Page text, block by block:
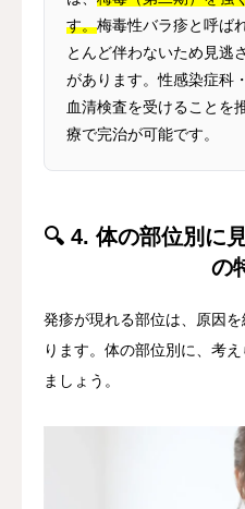
す。梅毒性バラ疹と呼ば
とんど伴わないため見逃
があります。性感染症科
血清検査を受けることを
療で完治が可能です。
🔍 4. 体の部位別に
の
発疹が現れる部位は、原因
ります。体の部位別に、考
ましょう。